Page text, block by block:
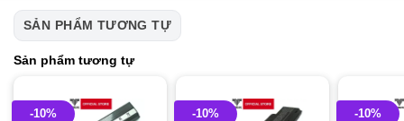
SẢN PHẨM TƯƠNG TỰ
Sản phẩm tương tự
-10% -10% -10%